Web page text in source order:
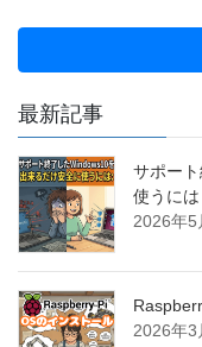
最新記事
サポー
使うに
2026年5
2026年3